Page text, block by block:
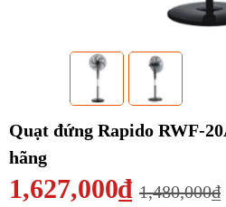
Quạt đứng Rapido RWF-
hãng
1,627,000₫ 1,480,000₫